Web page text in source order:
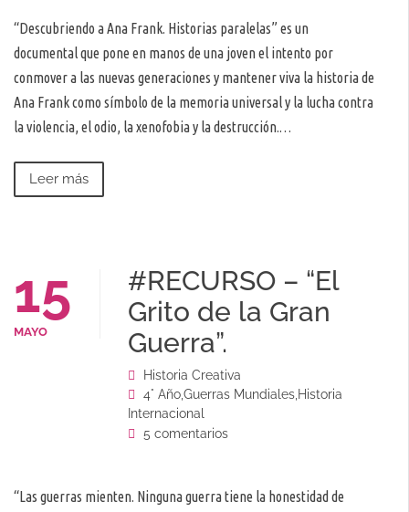
“Descubriendo a Ana Frank. Historias paralelas” es un
documental que pone en manos de una joven el intento por
conmover a las nuevas generaciones y mantener viva la historia de
Ana Frank como símbolo de la memoria universal y la lucha contra
la violencia, el odio, la xenofobia y la destrucción.…
Leer más
15
MAYO
#RECURSO – “El
Grito de la Gran
Guerra”.
Historia Creativa
4° Año,Guerras Mundiales,Historia
Internacional
5 comentarios
“Las guerras mienten. Ninguna guerra tiene la honestidad de